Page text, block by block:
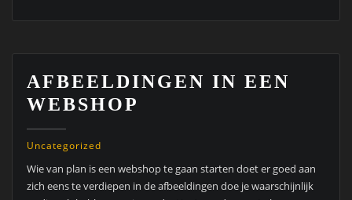
AFBEELDINGEN IN EEN
WEBSHOP
Uncategorized
Wie van plan is een webshop te gaan starten doet er goed aan
zich eens te verdiepen in de afbeeldingen doe je waarschijnlijk